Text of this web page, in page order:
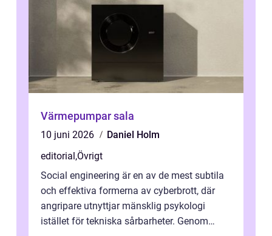
Värmepumpar sala
10 juni 2026
Daniel Holm
editorial,Övrigt
Social engineering är en av de mest subtila
och effektiva formerna av cyberbrott, där
angripare utnyttjar mänsklig psykologi
istället för tekniska sårbarheter. Genom